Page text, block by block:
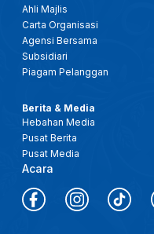
Ahli Majlis
Carta Organisasi
Agensi Bersama
Subsidiari
Piagam Pelanggan
Berita & Media
Hebahan Media
Pusat Berita
Pusat Media
Acara